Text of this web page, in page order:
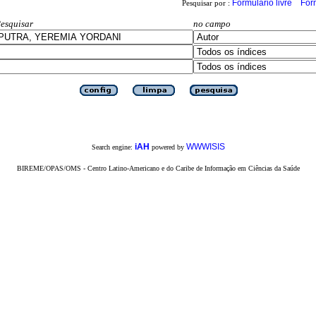
Pesquisar por : Formulário livre
no campo
Search engine: iAH powered by WWWISIS
BIREME/OPAS/OMS - Centro Latino-Americano e do Caribe de Informação em Ciências da Saúde